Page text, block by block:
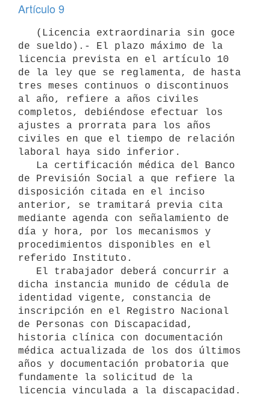
Artículo 9
de sueldo).- El plazo máximo de la
licencia prevista en el artículo 10
de la ley que se reglamenta, de hasta
tres meses continuos o discontinuos
al año, refiere a años civiles
completos, debiéndose efectuar los
ajustes a prorrata para los años
civiles en que el tiempo de relación
laboral haya sido inferior.
de Previsión Social a que refiere la
disposición citada en el inciso
anterior, se tramitará previa cita
mediante agenda con señalamiento de
día y hora, por los mecanismos y
procedimientos disponibles en el
referido Instituto.
dicha instancia munido de cédula de
identidad vigente, constancia de
inscripción en el Registro Nacional
de Personas con Discapacidad,
historia clínica con documentación
médica actualizada de los dos últimos
años y documentación probatoria que
fundamente la solicitud de la